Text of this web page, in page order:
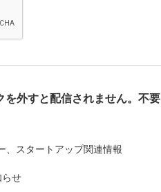
外すと配信されません。不要
、スタートアップ関連情報
せ